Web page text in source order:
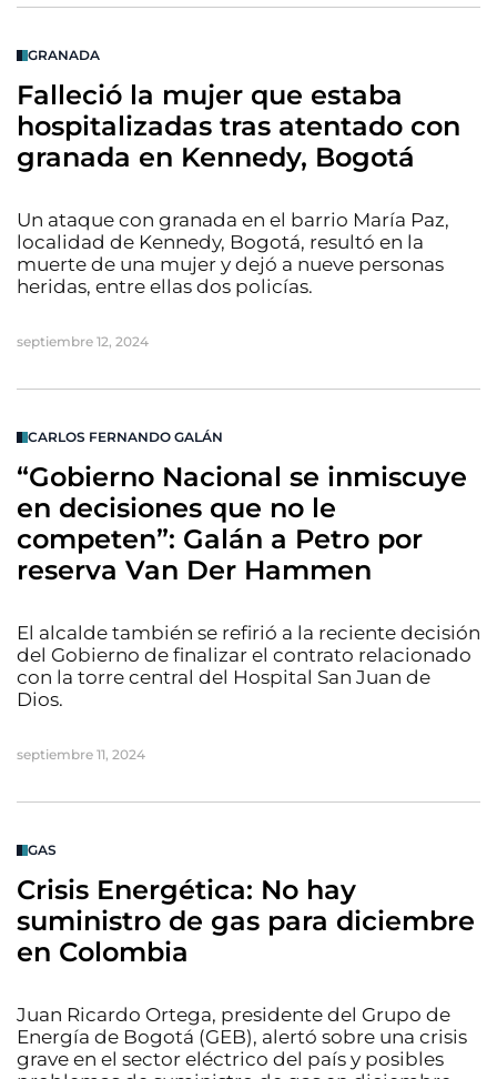
GRANADA
Falleció la mujer que estaba
hospitalizadas tras atentado con
granada en Kennedy, Bogotá
Un ataque con granada en el barrio María Paz,
localidad de Kennedy, Bogotá, resultó en la
muerte de una mujer y dejó a nueve personas
heridas, entre ellas dos policías.
septiembre 12, 2024
CARLOS FERNANDO GALÁN
“Gobierno Nacional se inmiscuye
en decisiones que no le
competen”: Galán a Petro por
reserva Van Der Hammen
El alcalde también se refirió a la reciente decisión
del Gobierno de finalizar el contrato relacionado
con la torre central del Hospital San Juan de
Dios.
septiembre 11, 2024
GAS
Crisis Energética: No hay
suministro de gas para diciembre
en Colombia
Juan Ricardo Ortega, presidente del Grupo de
Energía de Bogotá (GEB), alertó sobre una crisis
grave en el sector eléctrico del país y posibles